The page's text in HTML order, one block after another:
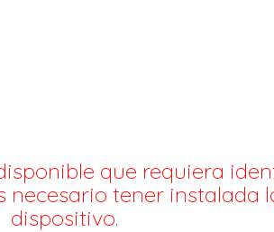
que requiera
necesario tener
dispositivo.